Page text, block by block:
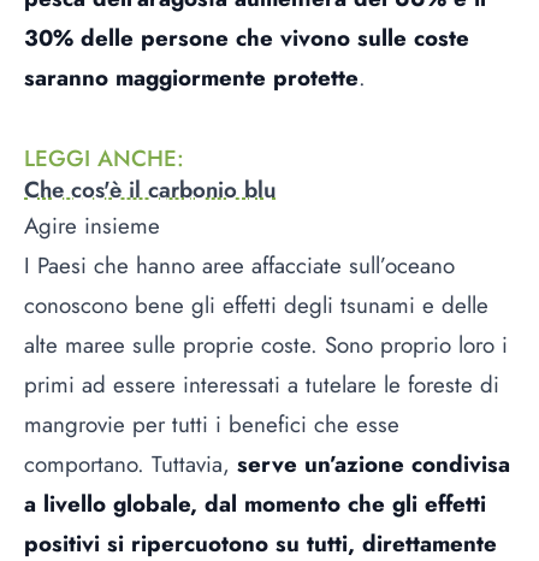
30% delle persone che vivono sulle coste
saranno maggiormente protette.
LEGGI ANCHE:
Che cos'è il carbonio blu
Agire insieme
I Paesi che hanno aree affacciate sull’oceano
conoscono bene gli effetti degli tsunami e delle
alte maree sulle proprie coste. Sono proprio loro i
primi ad essere interessati a tutelare le foreste di
mangrovie per tutti i benefici che esse
comportano. Tuttavia, serve un’azione condivisa
a livello globale, dal momento che gli effetti
positivi si ripercuotono su tutti, direttamente